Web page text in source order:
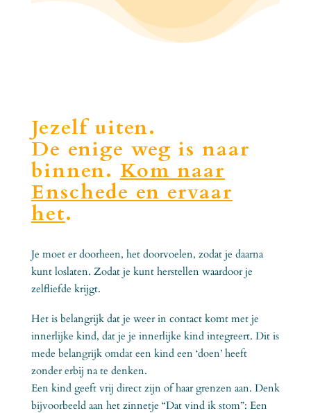
Jezelf uiten.
De enige weg is naar
binnen. Kom naar
Enschede en ervaar
het.
Je moet er doorheen, het doorvoelen, zodat je daarna
kunt loslaten. Zodat je kunt herstellen waardoor je
zelfliefde krijgt.
Het is belangrijk dat je weer in contact komt met je
innerlijke kind, dat je je innerlijke kind integreert. Dit is
mede belangrijk omdat een kind een ‘doen’ heeft
zonder erbij na te denken.
Een kind geeft vrij direct zijn of haar grenzen aan. Denk
bijvoorbeeld aan het zinnetje “Dat vind ik stom”: Een